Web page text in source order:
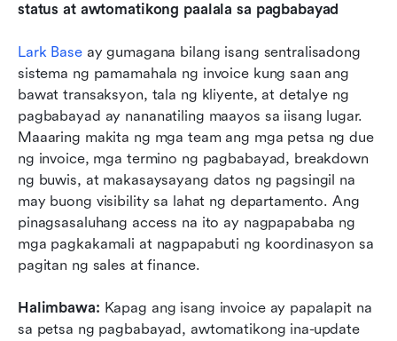
status at awtomatikong paalala sa pagbabayad
Lark Base ay gumagana bilang isang sentralisadong
sistema ng pamamahala ng invoice kung saan ang
bawat transaksyon, tala ng kliyente, at detalye ng
pagbabayad ay nananatiling maayos sa iisang lugar.
Maaaring makita ng mga team ang mga petsa ng due
ng invoice, mga termino ng pagbabayad, breakdown
ng buwis, at makasaysayang datos ng pagsingil na
may buong visibility sa lahat ng departamento. Ang
pinagsasaluhang access na ito ay nagpapababa ng
mga pagkakamali at nagpapabuti ng koordinasyon sa
pagitan ng sales at finance.
Halimbawa: Kapag ang isang invoice ay papalapit na
sa petsa ng pagbabayad, awtomatikong ina-update